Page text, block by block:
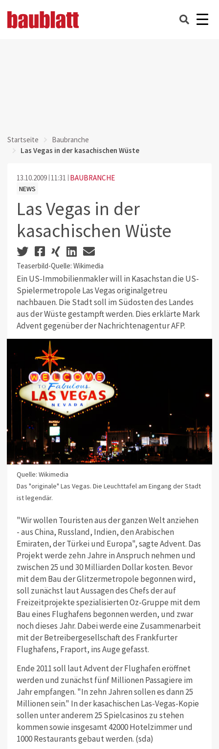
Startseite
Baubranche
Las Vegas in der kasachischen Wüste
13.10.2009 11:31 BAUBRANCHE
NEWS
Las Vegas in der
kasachischen Wüste
Teaserbild-Quelle: Wikimedia
Ein US-Immobilienmakler will in Kasachstan die US-
Spielermetropole Las Vegas originalgetreu
nachbauen. Die Stadt soll im Südosten des Landes
aus der Wüste gestampft werden. Dies erklärte Mark
Advent gegenüber der Nachrichtenagentur AFP.
Quelle: Wikimedia
Das "originale" Las Vegas. Die Leuchttafel am Eingang der Stadt
ist legendär.
"Wir wollen Touristen aus der ganzen Welt anziehen
- aus China, Russland, Indien, den Arabischen
Emiraten, der Türkei und Europa", sagte Advent. Das
Projekt werde zehn Jahre in Anspruch nehmen und
zwischen 25 und 30 Milliarden Dollar kosten. Bevor
mit dem Bau der Glitzermetropole begonnen wird,
soll zunächst laut Aussagen des Chefs der auf
Freizeitprojekte spezialisierten Oz-Gruppe mit dem
Bau eines Flughafens begonnen werden, und zwar
noch dieses Jahr. Dabei werde eine Zusammenarbeit
mit der Betreibergesellschaft des Frankfurter
Flughafens, Fraport, ins Auge gefasst.
Ende 2011 soll laut Advent der Flughafen eröffnet
werden und zunächst fünf Millionen Passagiere im
Jahr empfangen. "In zehn Jahren sollen es dann 25
Millionen sein." In der kasachischen Las-Vegas-Kopie
sollen unter anderem 25 Spielcasinos zu stehen
kommen sowie insgesamt 42000 Hotelzimmer und
1000 Restaurants gebaut werden. (sda)